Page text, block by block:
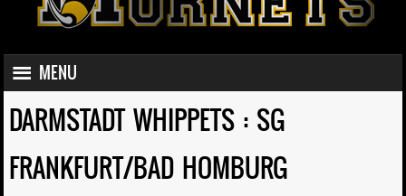
MENU
SKIP TO CONTENT
MENU
DARMSTADT WHIPPETS : SG
FRANKFURT/BAD HOMBURG